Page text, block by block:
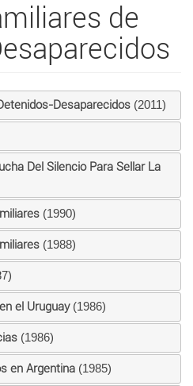
de
Desaparecidos(2011)
Del Silencio Para Sellar La
(1990)
(1988)
el Uruguay(1986)
(1986)
en Argentina(1985)